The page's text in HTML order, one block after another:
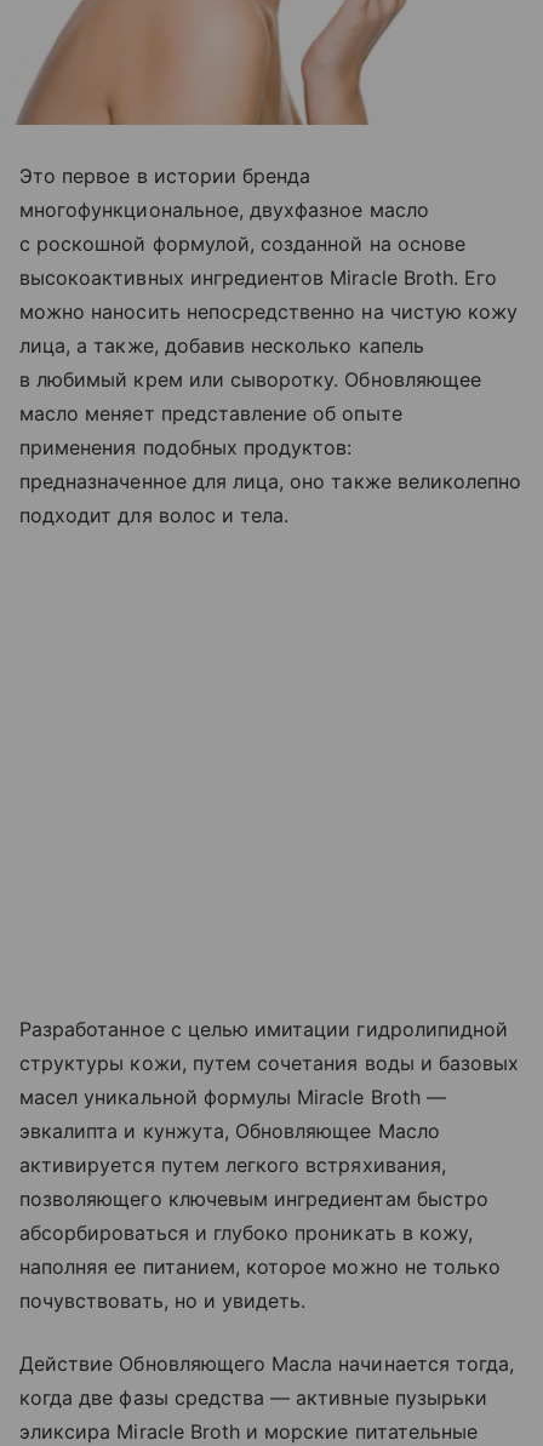
Это первое в истории бренда
многофункциональное, двухфазное масло
с роскошной формулой, созданной на основе
высокоактивных ингредиентов Miracle Broth. Его
можно наносить непосредственно на чиcтую кожу
лица, а также, добавив несколько капель
в любимый крем или сыворотку. Обновляющее
масло меняет представление об опыте
применения подобных продуктов:
предназначенное для лица, оно также великолепно
подходит для волос и тела.
Разработанное с целью имитации гидролипидной
структуры кожи, путем сочетания воды и базовых
масел уникальной формулы Miracle Broth —
эвкалипта и кунжута, Обновляющее Масло
активируется путем легкого встряхивания,
позволяющего ключевым ингредиентам быстро
абсорбироваться и глубоко проникать в кожу,
наполняя ее питанием, которое можно не только
почувствовать, но и увидеть.
Действие Обновляющего Масла начинается тогда,
когда две фазы средства — активные пузырьки
эликсира Miracle Broth и морские питательные